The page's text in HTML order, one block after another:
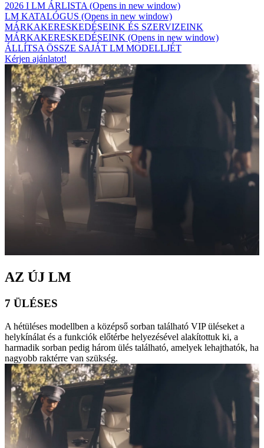
2026 I LM ÁRLISTA (Opens in new window)
LM KATALÓGUS (Opens in new window)
MÁRKAKERESKEDÉSEINK ÉS SZERVIZEINK
MÁRKAKERESKEDÉSEINK (Opens in new window)
ÁLLÍTSA ÖSSZE SAJÁT LM MODELLJÉT
Kérjen ajánlatot!
AZ ÚJ LM
7 ÜLÉSES
A hétüléses modellben a középső sorban található VIP üléseket a
helykínálat és a funkciók előtérbe helyezésével alakítottuk ki, a
harmadik sorban pedig három ülés található, amelyek lehajthatók, ha
nagyobb raktérre van szükség.